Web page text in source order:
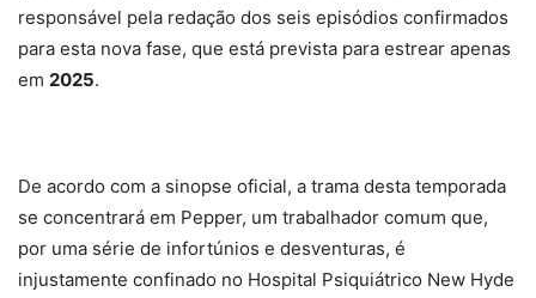
responsável pela redação dos seis episódios confirmados
para esta nova fase, que está prevista para estrear apenas
em 2025.
De acordo com a sinopse oficial, a trama desta temporada
se concentrará em Pepper, um trabalhador comum que,
por uma série de infortúnios e desventuras, é
injustamente confinado no Hospital Psiquiátrico New Hyde